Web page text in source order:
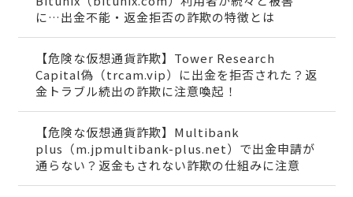
に…出金不能・返金拒否の詐欺の特徴とは
【危険な仮想通貨詐欺】Tower Research
Capital偽（trcam.vip）に出金を拒否された？返
金トラブル続出の詐欺に注意喚起！
【危険な仮想通貨詐欺】Multibank
plus（m.jpmultibank-plus.net）で出金申請が
通らない？返金もされない詐欺の仕組みに注意